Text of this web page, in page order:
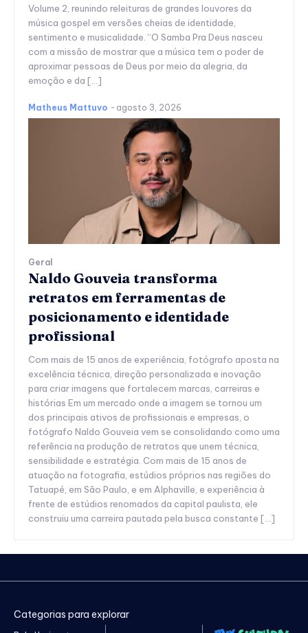
Volume 2, reunindo releituras de grandes louvores da
música gospel em versões cheias de identidade,
sentimento e musicalidade. “O Samba Pra Deus nasceu
com a missão de mostrar que a música tem o poder de
aproximar pessoas de Deus por meio da alegria, da
emoção e da […]
Matheus Mattuvo - agosto 3, 2026
Geral
Naldo Gouveia transforma
retratos em ferramentas de
posicionamento e identidade
profissional
Com mais de 15 anos de experiência, fotógrafo aposta na
excelência técnica, direção personalizada e inovação
para criar imagens que fortalecem marcas, carreiras e
histórias Em um mercado onde a imagem se tornou um
dos principais ativos de profissionais e empresas, o
fotógrafo Naldo Gouveia vem se consolidando como uma
referência na produção de retratos que unem técnica,
sensibilidade e estratégia. Com mais de 15 anos de
atuação na fotografia, estúdios próprios nas regiões do
Tatuapé, em São Paulo, e em Alphaville, e experiência à
frente de estúdios renomados da capital paulista, ele
construiu uma carreira pautada pela busca constante […]
Categorias para explorar